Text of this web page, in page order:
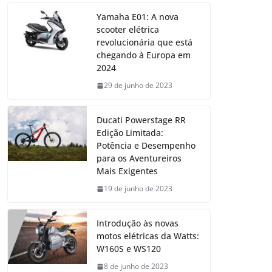
Yamaha E01: A nova
scooter elétrica
revolucionária que está
chegando à Europa em
2024
29 de junho de 2023
Ducati Powerstage RR
Edição Limitada:
Potência e Desempenho
para os Aventureiros
Mais Exigentes
19 de junho de 2023
Introdução às novas
motos elétricas da Watts:
W160S e WS120
8 de junho de 2023